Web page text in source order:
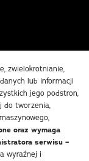
zwielokrotnianie,
lub informacji
jego podstron,
do tworzenia,
oraz wymaga
serwisu –
wyraźnej i